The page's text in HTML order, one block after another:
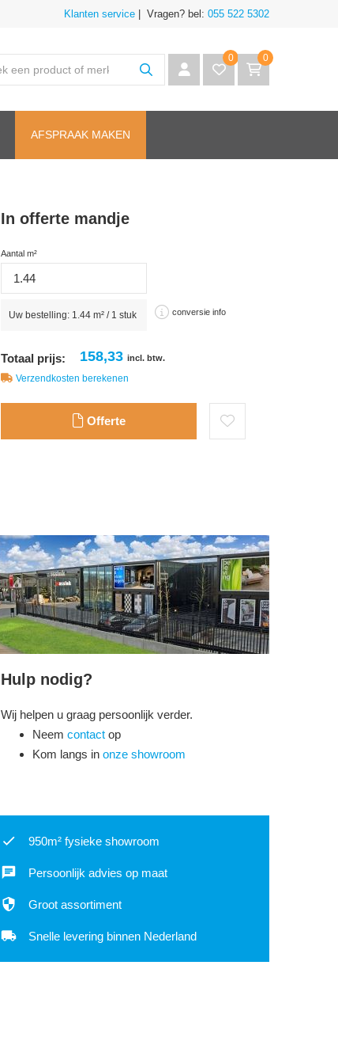
Klanten service | Vragen? bel: 055 522 5302
0 0
AFSPRAAK MAKEN
In offerte mandje
Aantal m²
Uw bestelling: 1.44 m² / 1 stuk conversie info
Totaal prijs: 158,33 incl. btw.
Verzendkosten berekenen
Offerte
Hulp nodig?
Wij helpen u graag persoonlijk verder.
Neem contact op
Kom langs in onze showroom
950m² fysieke showroom
Persoonlijk advies op maat
Groot assortiment
Snelle levering binnen Nederland